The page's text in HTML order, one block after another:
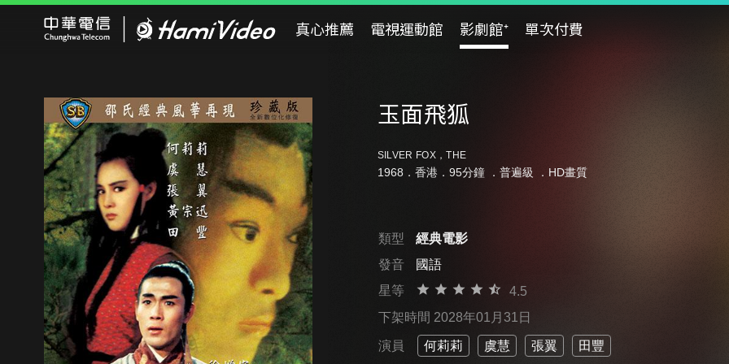
真心推薦 電視運動館 影劇館⁺ 單次付費
玉面飛狐
SILVER FOX，THE
1968．香港．95分鐘 ． 普遍級 ．HD畫質
類型
經典電影
發音
國語
星等
4.5
下架時間 2028年01月31日
演員 何莉莉 虞慧 張翼 田豐